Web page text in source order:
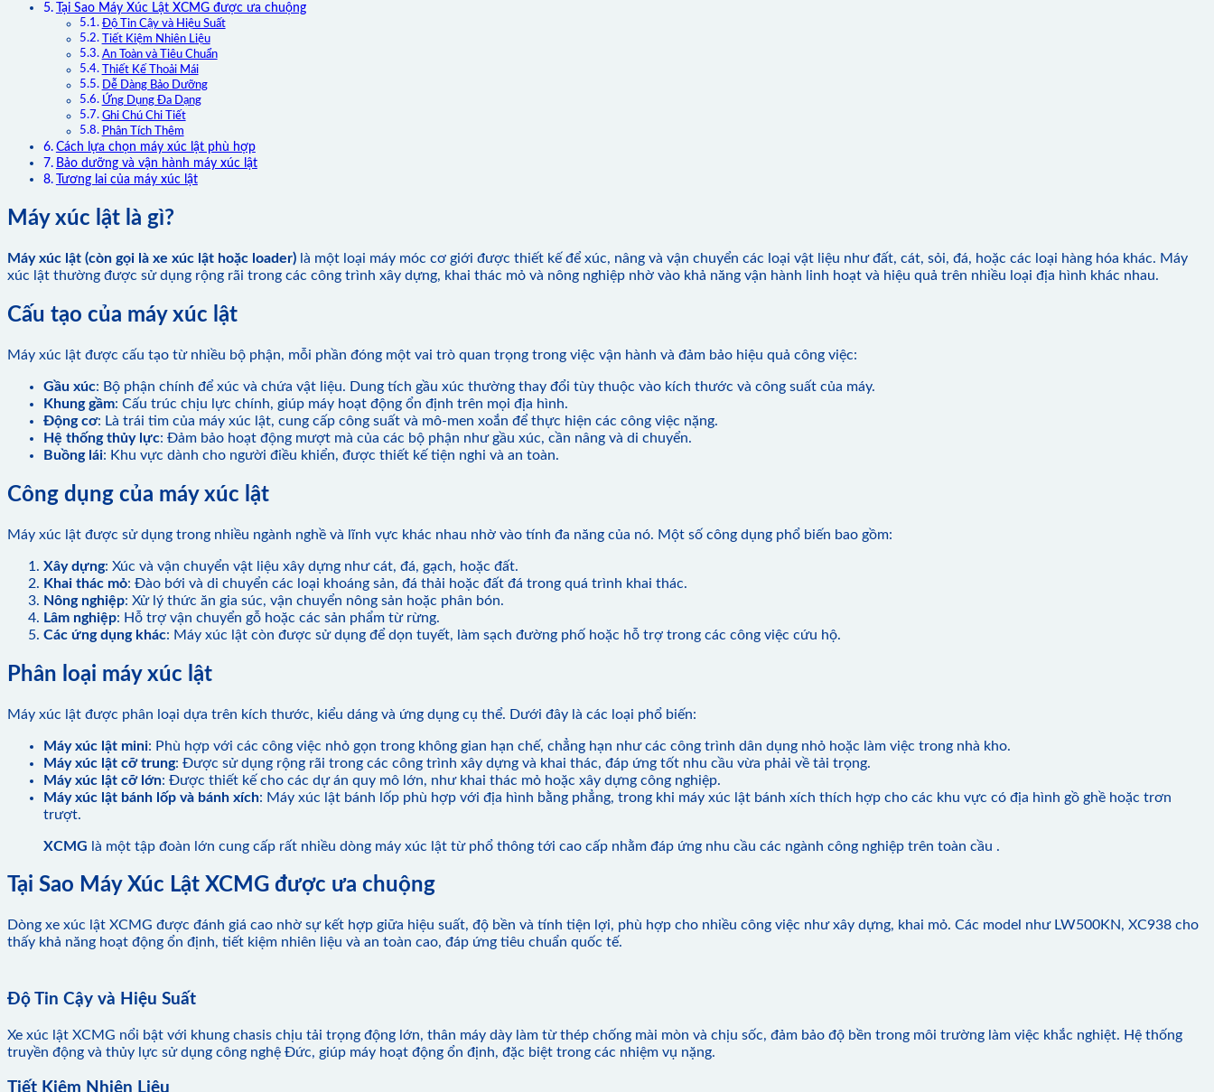
Tại Sao Máy Xúc Lật XCMG được ưa chuộng
Độ Tin Cậy và Hiệu Suất
Tiết Kiệm Nhiên Liệu
An Toàn và Tiêu Chuẩn
Thiết Kế Thoải Mái
Dễ Dàng Bảo Dưỡng
Ứng Dụng Đa Dạng
Ghi Chú Chi Tiết
Phân Tích Thêm
Cách lựa chọn máy xúc lật phù hợp
Bảo dưỡng và vận hành máy xúc lật
Tương lai của máy xúc lật
Máy xúc lật là gì?
Máy xúc lật (còn gọi là xe xúc lật hoặc loader) là một loại máy móc cơ giới được thiết kế để xúc, nâng và vận chuyển các loại vật liệu như đất, cát, sỏi, đá, hoặc các loại hàng hóa khác. Máy
xúc lật thường được sử dụng rộng rãi trong các công trình xây dựng, khai thác mỏ và nông nghiệp nhờ vào khả năng vận hành linh hoạt và hiệu quả trên nhiều loại địa hình khác nhau.
Cấu tạo của máy xúc lật
Máy xúc lật được cấu tạo từ nhiều bộ phận, mỗi phần đóng một vai trò quan trọng trong việc vận hành và đảm bảo hiệu quả công việc:
Gầu xúc: Bộ phận chính để xúc và chứa vật liệu. Dung tích gầu xúc thường thay đổi tùy thuộc vào kích thước và công suất của máy.
Khung gầm: Cấu trúc chịu lực chính, giúp máy hoạt động ổn định trên mọi địa hình.
Động cơ: Là trái tim của máy xúc lật, cung cấp công suất và mô-men xoắn để thực hiện các công việc nặng.
Hệ thống thủy lực: Đảm bảo hoạt động mượt mà của các bộ phận như gầu xúc, cần nâng và di chuyển.
Buồng lái: Khu vực dành cho người điều khiển, được thiết kế tiện nghi và an toàn.
Công dụng của máy xúc lật
Máy xúc lật được sử dụng trong nhiều ngành nghề và lĩnh vực khác nhau nhờ vào tính đa năng của nó. Một số công dụng phổ biến bao gồm:
Xây dựng: Xúc và vận chuyển vật liệu xây dựng như cát, đá, gạch, hoặc đất.
Khai thác mỏ: Đào bới và di chuyển các loại khoáng sản, đá thải hoặc đất đá trong quá trình khai thác.
Nông nghiệp: Xử lý thức ăn gia súc, vận chuyển nông sản hoặc phân bón.
Lâm nghiệp: Hỗ trợ vận chuyển gỗ hoặc các sản phẩm từ rừng.
Các ứng dụng khác: Máy xúc lật còn được sử dụng để dọn tuyết, làm sạch đường phố hoặc hỗ trợ trong các công việc cứu hộ.
Phân loại máy xúc lật
Máy xúc lật được phân loại dựa trên kích thước, kiểu dáng và ứng dụng cụ thể. Dưới đây là các loại phổ biến:
Máy xúc lật mini: Phù hợp với các công việc nhỏ gọn trong không gian hạn chế, chẳng hạn như các công trình dân dụng nhỏ hoặc làm việc trong nhà kho.
Máy xúc lật cỡ trung: Được sử dụng rộng rãi trong các công trình xây dựng và khai thác, đáp ứng tốt nhu cầu vừa phải về tải trọng.
Máy xúc lật cỡ lớn: Được thiết kế cho các dự án quy mô lớn, như khai thác mỏ hoặc xây dựng công nghiệp.
Máy xúc lật bánh lốp và bánh xích: Máy xúc lật bánh lốp phù hợp với địa hình bằng phẳng, trong khi máy xúc lật bánh xích thích hợp cho các khu vực có địa hình gồ ghề hoặc trơn
trượt.
XCMG là một tập đoàn lớn cung cấp rất nhiều dòng máy xúc lật từ phổ thông tới cao cấp nhằm đáp ứng nhu cầu các ngành công nghiệp trên toàn cầu .
Tại Sao Máy Xúc Lật XCMG được ưa chuộng
Dòng xe xúc lật XCMG được đánh giá cao nhờ sự kết hợp giữa hiệu suất, độ bền và tính tiện lợi, phù hợp cho nhiều công việc như xây dựng, khai mỏ. Các model như LW500KN, XC938 cho
thấy khả năng hoạt động ổn định, tiết kiệm nhiên liệu và an toàn cao, đáp ứng tiêu chuẩn quốc tế.
Độ Tin Cậy và Hiệu Suất
Xe xúc lật XCMG nổi bật với khung chasis chịu tải trọng động lớn, thân máy dày làm từ thép chống mài mòn và chịu sốc, đảm bảo độ bền trong môi trường làm việc khắc nghiệt. Hệ thống
truyền động và thủy lực sử dụng công nghệ Đức, giúp máy hoạt động ổn định, đặc biệt trong các nhiệm vụ nặng.
Tiết Kiệm Nhiên Liệu